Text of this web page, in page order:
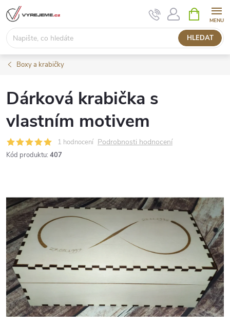
Přejít
na
obsah
HLEDAT
NÁKUPNÍ
KOŠÍK
Boxy a krabičky
Dárková krabička s
vlastním motivem
1 hodnocení Podrobnosti hodnocení
Kód produktu: 407